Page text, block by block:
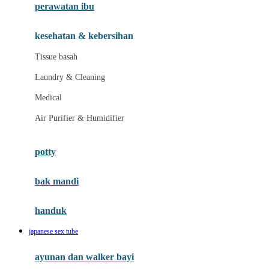
Mamaway
Maxi Cosi
Megabloks
Micro
MiDeer
Moby
My Buddy Tag
perawatan ibu
kesehatan & kebersihan
Tissue basah
Laundry & Cleaning
Medical
Air Purifier & Humidifier
potty
bak mandi
handuk
japanese sex tube
ayunan dan walker bayi